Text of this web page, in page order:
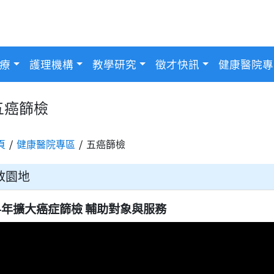
護理機構 教學研究 徵才快訊 健康醫院
篩檢
健康醫院專區 五癌篩檢
園地
擴大癌症篩檢 輔助對象與服務